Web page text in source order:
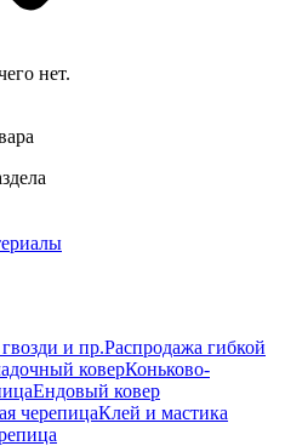
нет.
и пр.Распродажа гибкой
коверКоньково-
Ендовый ковер
черепицаКлей и мастика